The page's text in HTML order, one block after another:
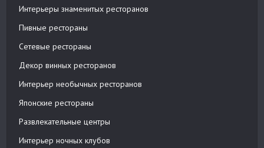
Интерьеры знаменитых ресторанов
Пивные рестораны
Сетевые рестораны
Декор винных ресторанов
Интерьер необычных ресторанов
Японские рестораны
Развлекательные центры
Интерьер ночных клубов